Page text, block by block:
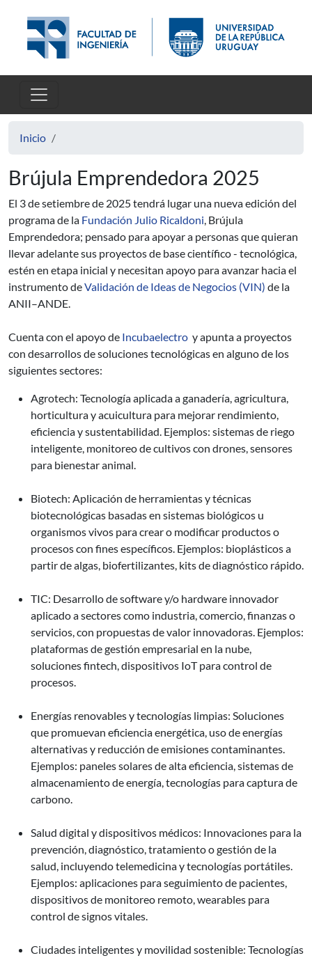
Inicio
Brújula Emprendedora 2025
El 3 de setiembre de 2025 tendrá lugar una nueva edición del
programa de la Fundación Julio Ricaldoni, Brújula
Emprendedora; pensado para apoyar a personas que quieran
llevar adelante sus proyectos de base científico - tecnológica,
estén en etapa inicial y necesitan apoyo para avanzar hacia el
instrumento deValidación de Ideas de Negocios (VIN) de la
ANII–ANDE.
Cuenta con el apoyo de Incubaelectro y apunta a proyectos
con desarrollos de soluciones tecnológicas en alguno de los
siguientes sectores:
Agrotech: Tecnología aplicada a ganadería, agricultura,
horticultura y acuicultura para mejorar rendimiento,
eficiencia y sustentabilidad. Ejemplos: sistemas de riego
inteligente, monitoreo de cultivos con drones, sensores
para bienestar animal.
Biotech: Aplicación de herramientas y técnicas
biotecnológicas basadas en sistemas biológicos u
organismos vivos para crear o modificar productos o
procesos con fines específicos. Ejemplos: bioplásticos a
partir de algas, biofertilizantes, kits de diagnóstico rápido.
TIC: Desarrollo de software y/o hardware innovador
aplicado a sectores como industria, comercio, finanzas o
servicios, con propuestas de valor innovadoras. Ejemplos:
plataformas de gestión empresarial en la nube,
soluciones fintech, dispositivos IoT para control de
procesos.
Energías renovables y tecnologías limpias: Soluciones
que promuevan eficiencia energética, uso de energías
alternativas y reducción de emisiones contaminantes.
Ejemplos: paneles solares de alta eficiencia, sistemas de
almacenamiento de energía, tecnologías para captura de
carbono.
Salud digital y dispositivos médicos: Innovaciones para la
prevención, diagnóstico, tratamiento o gestión de la
salud, incluyendo telemedicina y tecnologías portátiles.
Ejemplos: aplicaciones para seguimiento de pacientes,
dispositivos de monitoreo remoto, wearables para
control de signos vitales.
Ciudades inteligentes y movilidad sostenible: Tecnologías